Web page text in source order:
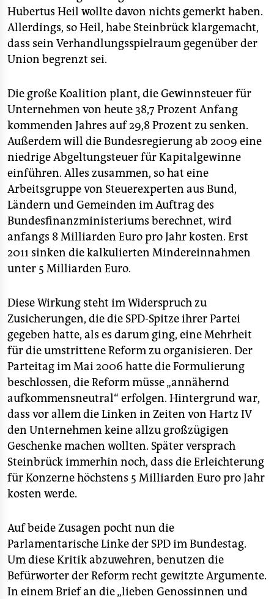
Hubertus Heil wollte davon nichts gemerkt haben.
Allerdings, so Heil, habe Steinbrück klargemacht,
dass sein Verhandlungsspielraum gegenüber der
Union begrenzt sei.
Die große Koalition plant, die Gewinnsteuer für
Unternehmen von heute 38,7 Prozent Anfang
kommenden Jahres auf 29,8 Prozent zu senken.
Außerdem will die Bundesregierung ab 2009 eine
niedrige Abgeltungsteuer für Kapitalgewinne
einführen. Alles zusammen, so hat eine
Arbeitsgruppe von Steuerexperten aus Bund,
Ländern und Gemeinden im Auftrag des
Bundesfinanzministeriums berechnet, wird
anfangs 8 Milliarden Euro pro Jahr kosten. Erst
2011 sinken die kalkulierten Mindereinnahmen
unter 5 Milliarden Euro.
Diese Wirkung steht im Widerspruch zu
Zusicherungen, die die SPD-Spitze ihrer Partei
gegeben hatte, als es darum ging, eine Mehrheit
für die umstrittene Reform zu organisieren. Der
Parteitag im Mai 2006 hatte die Formulierung
beschlossen, die Reform müsse „annähernd
aufkommensneutral“ erfolgen. Hintergrund war,
dass vor allem die Linken in Zeiten von Hartz IV
den Unternehmen keine allzu großzügigen
Geschenke machen wollten. Später versprach
Steinbrück immerhin noch, dass die Erleichterung
für Konzerne höchstens 5 Milliarden Euro pro Jahr
kosten werde.
Auf beide Zusagen pocht nun die
Parlamentarische Linke der SPD im Bundestag.
Um diese Kritik abzuwehren, benutzen die
Befürworter der Reform recht gewitzte Argumente.
In einem Brief an die „lieben Genossinnen und